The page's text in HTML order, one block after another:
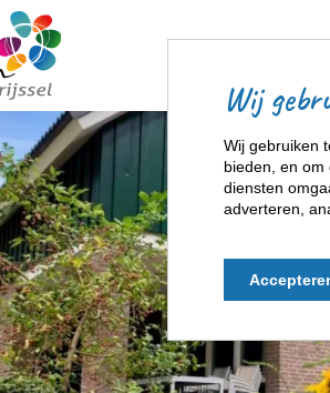
Wij
Wij gebruiken
bieden, en
diensten
adverteren,